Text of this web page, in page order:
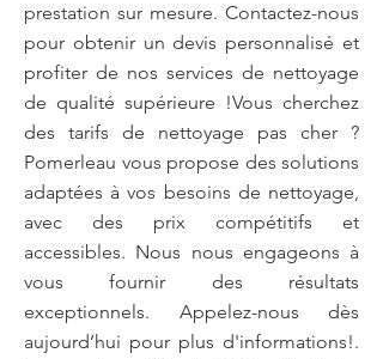
prestation sur mesure. Contactez-nous
pour obtenir un devis personnalisé et
profiter de nos services de nettoyage
de qualité supérieure !Vous cherchez
des tarifs de nettoyage pas cher ?
Pomerleau vous propose des solutions
adaptées à vos besoins de nettoyage,
avec des prix compétitifs et
accessibles. Nous nous engageons à
vous fournir des résultats
exceptionnels. Appelez-nous dès
aujourd’hui pour plus d'informations!.